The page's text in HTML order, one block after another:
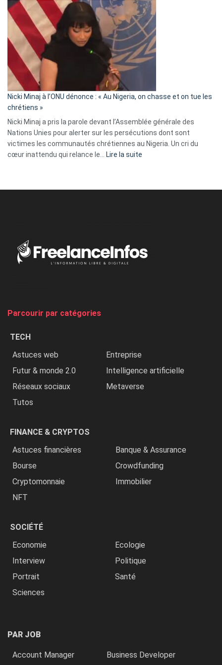
Tegnér
exulte
« Zemmour
a
tout
parle
ses
tripes »
Nicki Minaj à l’ONU dénonce : « Au Nigeria, on chasse et on tue les
chrétiens »
Nicki Minaj a pris la parole devant l’Assemblée générale des
Nations Unies pour alerter sur les persécutions dont sont
victimes les communautés chrétiennes au Nigeria. Un cri du
cœur inattendu qui relance le… Lire la suite
Nigeria,
Parcourir par catégories
TECH
Astuces web
Entreprise
Futur & monde 2.0
Intelligence artificielle
Réseaux sociaux
Metaverse
Tutos
FINANCE & CRYPTOS
Astuces financières
Banque & Assurance
Bourse
Crowdfunding
Cryptomonnaie
Immobilier
NFT
SOCIÉTÉ
Economie
Ecologie
Interview
Politique
Portrait
Santé
Sciences
PAR JOB
Account Manager
Business Developer